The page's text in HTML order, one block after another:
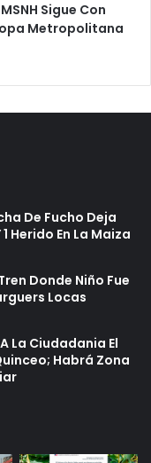
Sigue Con
Metropolitana
De Fucho Deja
Herido En La Maiza
Donde Niño Fue
Locas
La Ciudadania El
Habrá Zona